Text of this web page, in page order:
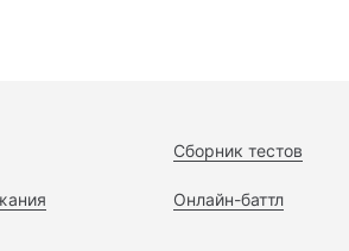
Сборник тестов
Онлайн-баттл